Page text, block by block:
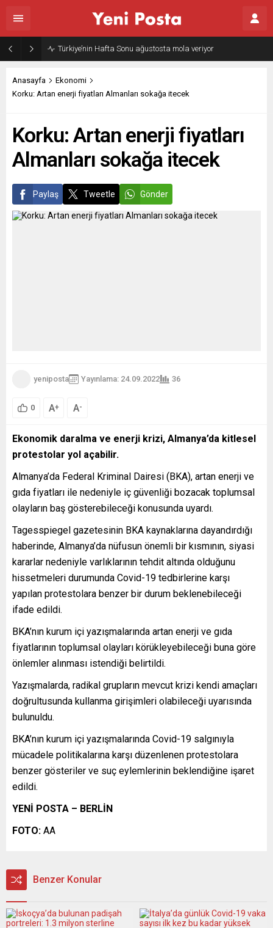
Türkiye’nin Hafta Sonu ağustosta mola veriyor
Anasayfa
Ekonomi
Korku: Artan enerji fiyatları Almanları sokağa itecek
Korku: Artan enerji fiyatları
Almanları sokağa itecek
Paylaş Tweetle Gönder
yeniposta Yayınlama: 24.09.2022 36
0 A+ A-
Ekonomik daralma ve enerji krizi, Almanya’da kitlesel
protestolar yol açabilir.
Almanya’da Federal Kriminal Dairesi (BKA), artan enerji ve
gıda fiyatları ile nedeniyle iç güvenliği bozacak toplumsal
olayların baş gösterebileceği konusunda uyardı.
Tagesspiegel gazetesinin BKA kaynaklarına dayandırdığı
haberinde, Almanya’da nüfusun önemli bir kısmının, siyasi
kararlar nedeniyle varlıklarının tehdit altında olduğunu
hissetmeleri durumunda Covid-19 tedbirlerine karşı
yapılan protestolara benzer bir durum beklenebileceği
ifade edildi.
BKA’nın kurum içi yazışmalarında artan enerji ve gıda
fiyatlarının toplumsal olayları körükleyebileceği buna göre
önlemler alınması istendiği belirtildi.
Yazışmalarda, radikal grupların mevcut krizi kendi amaçları
doğrultusunda kullanma girişimleri olabileceği uyarısında
bulunuldu.
BKA’nın kurum içi yazışmalarında Covid-19 salgınıyla
mücadele politikalarına karşı düzenlenen protestolara
benzer gösteriler ve suç eylemlerinin beklendiğine işaret
edildi.
YENİ POSTA – BERLİN
FOTO: AA
Benzer Konular